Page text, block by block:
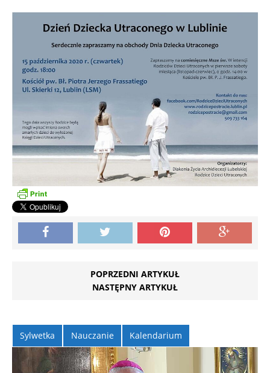
POPRZEDNI ARTYKUŁ
NASTĘPNY ARTYKUŁ
Sylwetka Nauczanie Kalendarium